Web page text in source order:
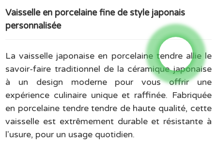
Vaisselle en porcelaine fine de style japonais
personnalisée
La vaisselle japonaise en porcelaine tendre allie le
savoir-faire traditionnel de la céramique japonaise
à un design moderne pour vous offrir une
expérience culinaire unique et raffinée. Fabriquée
en porcelaine tendre tendre de haute qualité, cette
vaisselle est extrêmement durable et résistante à
l'usure, pour un usage quotidien.